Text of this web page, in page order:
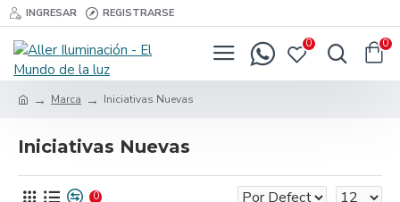
INGRESAR REGISTRARSE
0 0
Marca Iniciativas Nuevas
Iniciativas Nuevas
0